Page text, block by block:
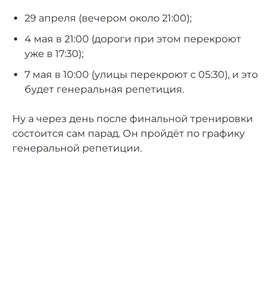
29 апреля (вечером около 21:00);
4 мая в 21:00 (дороги при этом перекроют
уже в 17:30);
7 мая в 10:00 (улицы перекроют с 05:30), и это
будет генеральная репетиция.
Ну а через день после финальной тренировки
состоится сам парад. Он пройдёт по графику
генеральной репетиции.